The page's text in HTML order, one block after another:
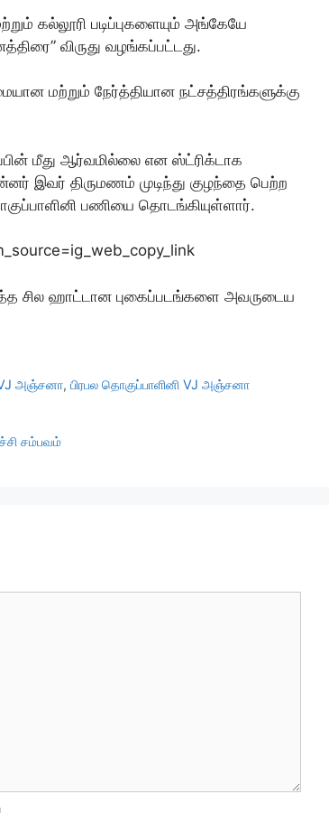
கல்லூரி படிப்புகளையும் அங்கேயே
விருது வழங்கப்பட்டது.
மற்றும் நேர்த்தியான நட்சத்திரங்களுக்கு
மீது ஆர்வமில்லை என ஸ்ட்ரிக்டாக
இவர் திருமணம் முடிந்து குழந்தை பெற்ற
பணியை தொடங்கியுள்ளார்.
சில ஹாட்டான புகைப்படங்களை அவருடைய
அஞ்சனா,பிரபல தொகுப்பாளினி VJ அஞ்சனா
சம்பவம்